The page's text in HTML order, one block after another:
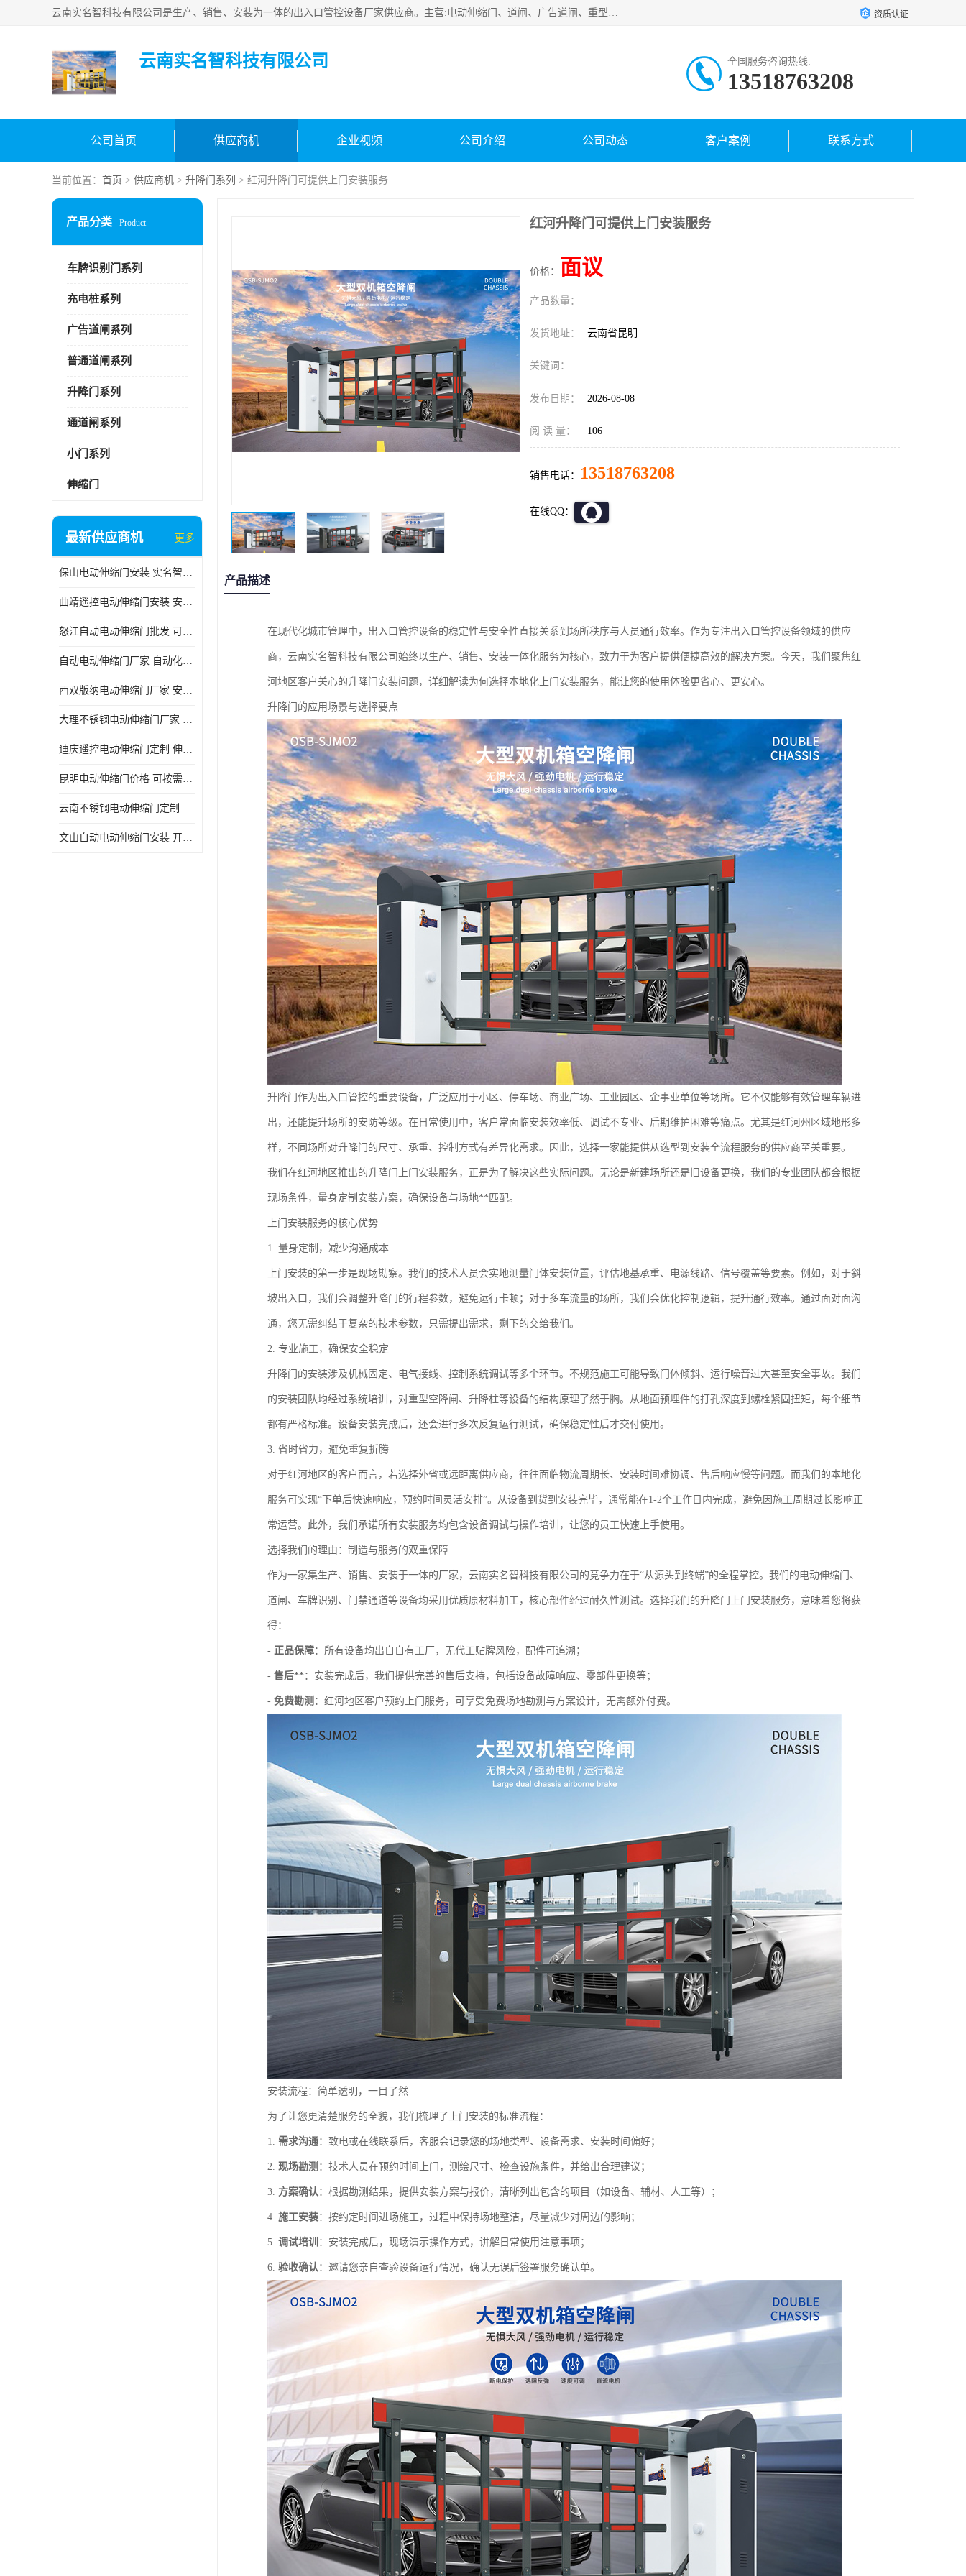
云南实名智科技有限公司是生产、销售、安装为一体的出入口管控设备厂家供应商。主营:电动伸缩门、道闸、广告道闸、重型空降闸、车牌识别、门禁通道、升降柱、岗亭、旗杆等智能设备。主营产品: 电动伸缩门,道闸门禁,车牌识别 生产、销售、安装为一体的出入口管控设备厂家源头供应商。 资质认证
云南实名智科技有限公司 全国服务咨询热线:
13518763208
公司首页 供应商机 企业视频 公司介绍 公司动态 客户案例 联系方式
当前位置： 首页 > 供应商机 > 升降门系列 > 红河升降门可提供上门安装服务
产品分类 Product
车牌识别门系列
充电桩系列
广告道闸系列
普通道闸系列
升降门系列
通道闸系列
小门系列
伸缩门
最新供应商机 更多
保山电动伸缩门安装 实名智科技 安全性高
曲靖遥控电动伸缩门安装 安全性高
怒江自动电动伸缩门批发 可按需定制
自动电动伸缩门厂家 自动化操作
西双版纳电动伸缩门厂家 安全性高
大理不锈钢电动伸缩门厂家 适合狭窄通道
迪庆遥控电动伸缩门定制 伸缩结构设计
昆明电动伸缩门价格 可按需定制
云南不锈钢电动伸缩门定制 自动化操作
文山自动电动伸缩门安装 开启后占用空间小
红河升降门可提供上门安装服务
价格： 面议
产品数量：
发货地址： 云南省昆明
关键词：
发布日期： 2026-08-08
阅 读 量： 106
销售电话： 13518763208
在线QQ：
产品描述
在现代化城市管理中，出入口管控设备的稳定性与安全性直接关系到场所秩序与人员通行效率。作为专注出入口管控设备领域的供应
商，云南实名智科技有限公司始终以生产、销售、安装一体化服务为核心，致力于为客户提供便捷高效的解决方案。今天，我们聚焦红
河地区客户关心的升降门安装问题，详细解读为何选择本地化上门安装服务，能让您的使用体验更省心、更安心。
升降门的应用场景与选择要点
升降门作为出入口管控的重要设备，广泛应用于小区、停车场、商业广场、工业园区、企事业单位等场所。它不仅能够有效管理车辆进
出，还能提升场所的安防等级。在日常使用中，客户常面临安装效率低、调试不专业、后期维护困难等痛点。尤其是红河州区域地形多
样，不同场所对升降门的尺寸、承重、控制方式有差异化需求。因此，选择一家能提供从选型到安装全流程服务的供应商至关重要。
我们在红河地区推出的升降门上门安装服务，正是为了解决这些实际问题。无论是新建场所还是旧设备更换，我们的专业团队都会根据
现场条件，量身定制安装方案，确保设备与场地**匹配。
上门安装服务的核心优势
1. 量身定制，减少沟通成本
上门安装的第一步是现场勘察。我们的技术人员会实地测量门体安装位置，评估地基承重、电源线路、信号覆盖等要素。例如，对于斜
坡出入口，我们会调整升降门的行程参数，避免运行卡顿；对于多车流量的场所，我们会优化控制逻辑，提升通行效率。通过面对面沟
通，您无需纠结于复杂的技术参数，只需提出需求，剩下的交给我们。
2. 专业施工，确保安全稳定
升降门的安装涉及机械固定、电气接线、控制系统调试等多个环节。不规范施工可能导致门体倾斜、运行噪音过大甚至安全事故。我们
的安装团队均经过系统培训，对重型空降闸、升降柱等设备的结构原理了然于胸。从地面预埋件的打孔深度到螺栓紧固扭矩，每个细节
都有严格标准。设备安装完成后，还会进行多次反复运行测试，确保稳定性后才交付使用。
3. 省时省力，避免重复折腾
对于红河地区的客户而言，若选择外省或远距离供应商，往往面临物流周期长、安装时间难协调、售后响应慢等问题。而我们的本地化
服务可实现“下单后快速响应，预约时间灵活安排”。从设备到货到安装完毕，通常能在1-2个工作日内完成，避免因施工周期过长影响正
常运营。此外，我们承诺所有安装服务均包含设备调试与操作培训，让您的员工快速上手使用。
选择我们的理由：制造与服务的双重保障
作为一家集生产、销售、安装于一体的厂家，云南实名智科技有限公司的竞争力在于“从源头到终端”的全程掌控。我们的电动伸缩门、
道闸、车牌识别、门禁通道等设备均采用优质原材料加工，核心部件经过耐久性测试。选择我们的升降门上门安装服务，意味着您将获
得：
- 正品保障：所有设备均出自自有工厂，无代工贴牌风险，配件可追溯；
- 售后**：安装完成后，我们提供完善的售后支持，包括设备故障响应、零部件更换等；
- 免费勘测 ：红河地区客户预约上门服务，可享受免费场地勘测与方案设计，无需额外付费。
安装流程：简单透明，一目了然
为了让您更清楚服务的全貌，我们梳理了上门安装的标准流程：
1. 需求沟通：致电或在线联系后，客服会记录您的场地类型、设备需求、安装时间偏好；
2. 现场勘测 ：技术人员在预约时间上门，测绘尺寸、检查设施条件，并给出合理建议；
3. 方案确认 ：根据勘测结果，提供安装方案与报价，清晰列出包含的项目（如设备、辅材、人工等）；
4. 施工安装：按约定时间进场施工，过程中保持场地整洁，尽量减少对周边的影响；
5. 调试培训 ：安装完成后，现场演示操作方式，讲解日常使用注意事项；
6. 验收确认 ：邀请您亲自查验设备运行情况，确认无误后签署服务确认单。